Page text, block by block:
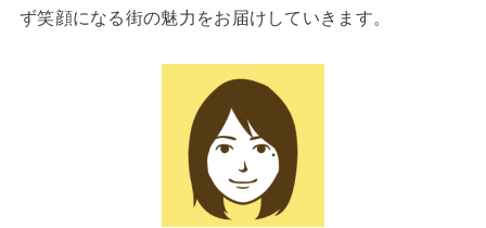
ず笑顔になる街の魅力をお届けしていきます。